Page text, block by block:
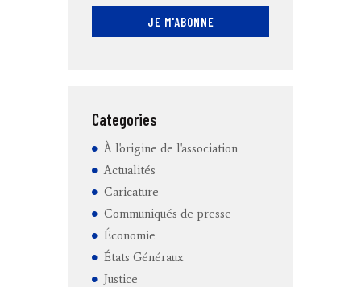
Categories
À l'origine de l'association
Actualités
Caricature
Communiqués de presse
Économie
États Généraux
Justice